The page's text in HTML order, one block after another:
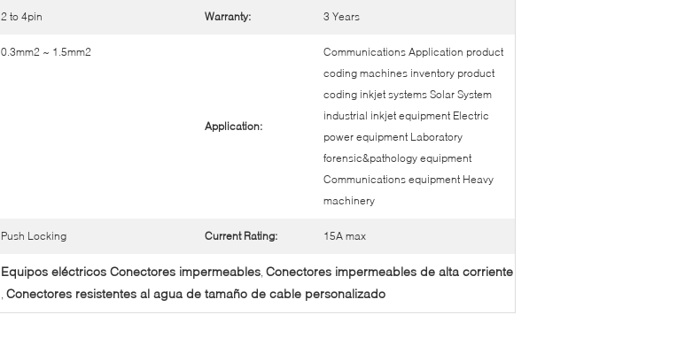
2 to 4pin Warranty: 3 Years
0.3mm2 ~ 1.5mm2
Application:
Communications Application product
coding machines inventory product
coding inkjet systems Solar System
industrial inkjet equipment Electric
power equipment Laboratory
forensic&pathology equipment
Communications equipment Heavy
machinery
Push Locking Current Rating: 15A max
Equipos eléctricos Conectores impermeables, Conectores impermeables de alta corriente
, Conectores resistentes al agua de tamaño de cable personalizado